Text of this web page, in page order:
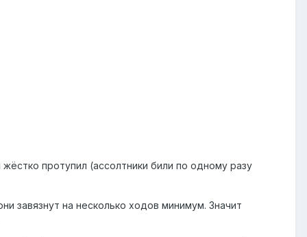
протупил (ассолтники били по одному разу
завязнут на несколько ходов минимум. Значит